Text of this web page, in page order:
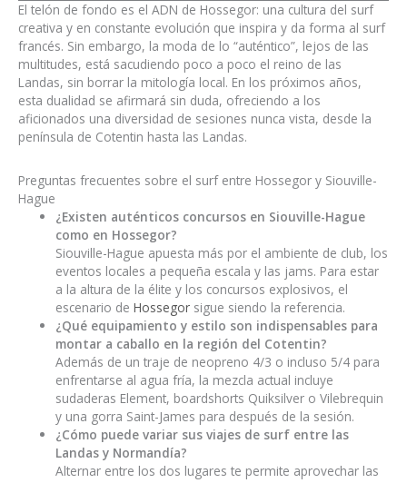
El telón de fondo es el ADN de Hossegor: una cultura del surf
creativa y en constante evolución que inspira y da forma al surf
francés. Sin embargo, la moda de lo “auténtico”, lejos de las
multitudes, está sacudiendo poco a poco el reino de las
Landas, sin borrar la mitología local. En los próximos años,
esta dualidad se afirmará sin duda, ofreciendo a los
aficionados una diversidad de sesiones nunca vista, desde la
península de Cotentin hasta las Landas.
Preguntas frecuentes sobre el surf entre Hossegor y Siouville-
Hague
¿Existen auténticos concursos en Siouville-Hague
como en Hossegor?
Siouville-Hague apuesta más por el ambiente de club, los
eventos locales a pequeña escala y las jams. Para estar
a la altura de la élite y los concursos explosivos, el
escenario deHossegor sigue siendo la referencia.
¿Qué equipamiento y estilo son indispensables para
montar a caballo en la región del Cotentin?
Además de un traje de neopreno 4/3 o incluso 5/4 para
enfrentarse al agua fría, la mezcla actual incluye
sudaderas Element, boardshorts Quiksilver o Vilebrequin
y una gorra Saint-James para después de la sesión.
¿Cómo puede variar sus viajes de surf entre las
Landas y Normandía?
Alternar entre los dos lugares te permite aprovechar las